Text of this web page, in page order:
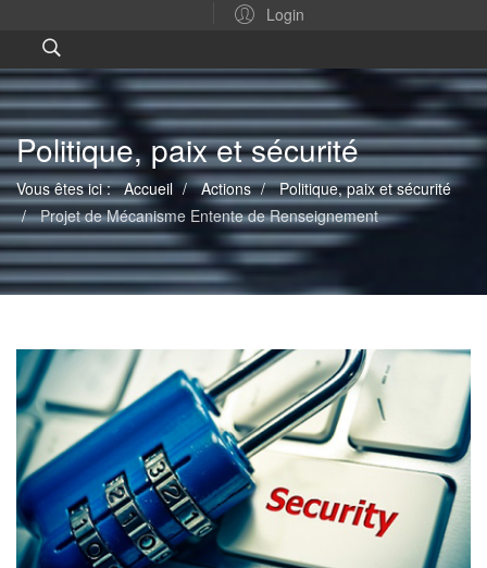
Login
Politique, paix et sécurité
Vous êtes ici : Accueil Actions
Politique, paix et sécurité
Projet de Mécanisme Entente de Renseignement